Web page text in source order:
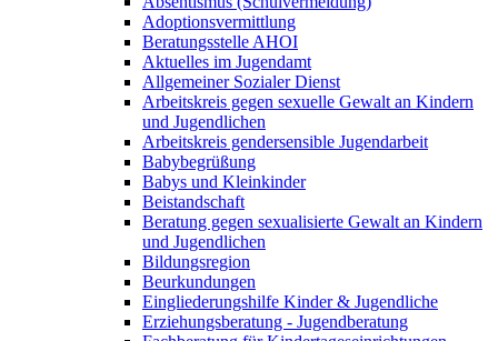
Adoptionsvermittlung
Beratungsstelle AHOI
Aktuelles im Jugendamt
Allgemeiner Sozialer Dienst
Arbeitskreis gegen sexuelle Gewalt an Kindern
und Jugendlichen
Arbeitskreis gendersensible Jugendarbeit
Babybegrüßung
Babys und Kleinkinder
Beistandschaft
Beratung gegen sexualisierte Gewalt an Kindern
und Jugendlichen
Bildungsregion
Beurkundungen
Eingliederungshilfe Kinder & Jugendliche
Erziehungsberatung - Jugendberatung